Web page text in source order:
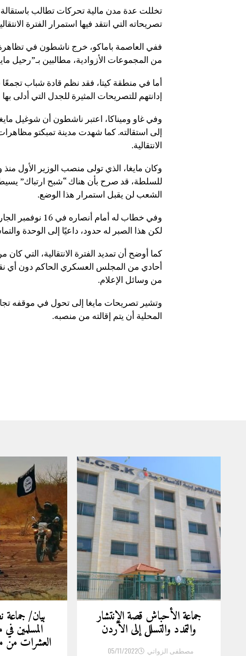
تخللت عدة مدن مالية تحركات تطالب باستقالة
تصريحاته التي انتقد فيها استمرار الفترة
ففي العاصمة باماكو، خرج ناشطون في تظاهرة
من المجموعات الأزوادية، مطالبين بـ”رحيل
أما في منطقة كيتا، فقد نظم قادة شباب تجمعًا
إدانتهم للتصريحات المثيرة للجدل التي أدلى بها
وفي غاو وميناكا، اعتبر ناشطون أن شوغيل
إلى استقالته. كما شهدت مدينة تمبكتو
الانتقالية.
وكان مايغا، الذي تولى منصب الوزير الأول
للسلطة، قد صرح بأن هناك “شبح ارتباك”
الشعب لن يقبل استمرار هذا الوضع.
وفي خطاب له أمام
لكن هذا الصبر له حدود، داعيًا إلى الوحدة
أحادي من المجلس العسكري الحاكم دون أي
من وسائل الإعلام.
وتشير تصريحات مايغا إلى تحول في موقفه
المحلية أن يتم إقالته من منصبه.
جماعة الأحباش قصة الإنتشار
والتمدد والتسلل إلى الأردن
مصطفى الزواتي 05/11/2022
بيان/
المسلمين
العشرات